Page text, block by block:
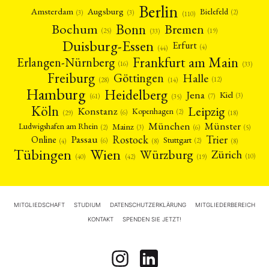
Amsterdam (3) Augsburg (3) Berlin (110) Bielefeld (2)
Bochum (25) Bonn (33) Bremen (19)
Duisburg-Essen (44) Erfurt (4)
Erlangen-Nürnberg (16) Frankfurt am Main (33)
Freiburg (28) Göttingen (14) Halle (12)
Hamburg (61) Heidelberg (35) Jena (7) Kiel (3)
Köln (29) Konstanz (6) Kopenhagen (2) Leipzig (18)
Ludwigshafen am Rhein (2) Mainz (3) München (6) Münster (5)
Online (4) Passau (6) Rostock (8) Stuttgart (2) Trier (8)
Tübingen (40) Wien (42) Würzburg (19) Zürich (10)
MITGLIEDSCHAFT STUDIUM DATENSCHUTZERKLÄRUNG MITGLIEDERBEREICH
KONTAKT SPENDEN SIE JETZT!